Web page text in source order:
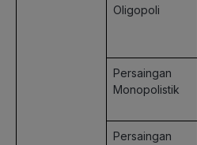
Oligopoli
Persaingan
Monopolistik
Persaingan